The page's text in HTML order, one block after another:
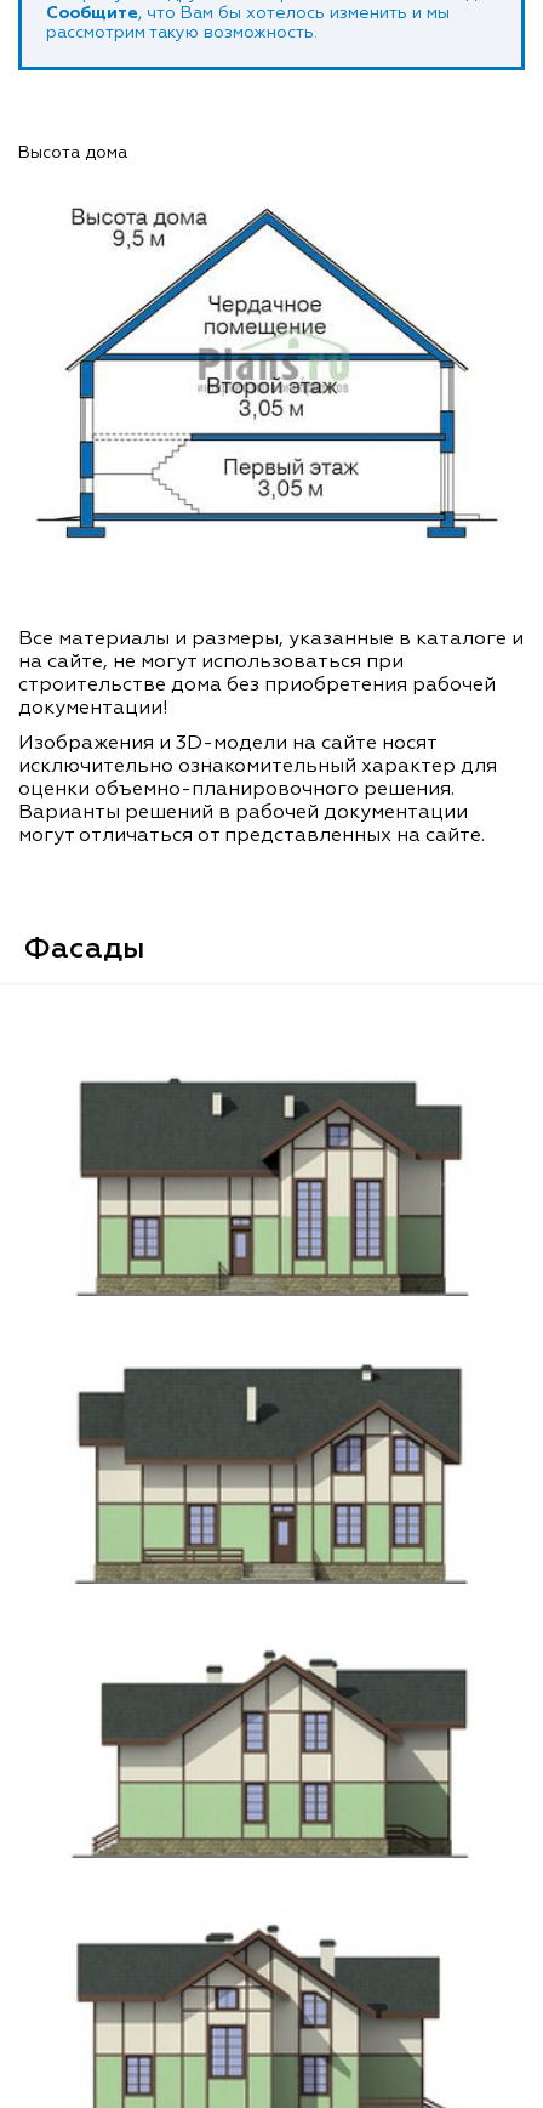
Сообщите, что Вам бы хотелось изменить и мы
рассмотрим такую возможность.
Высота дома
Все материалы и размеры, указанные в каталоге и
на сайте, не могут использоваться при
строительстве дома без приобретения рабочей
документации!
Изображения и 3D-модели на сайте носят
исключительно ознакомительный характер для
оценки объемно-планировочного решения.
Варианты решений в рабочей документации
могут отличаться от представленных на сайте.
Фасады